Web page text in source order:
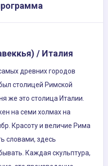
/ Италия
древних городов
столицей Римской
же это столица Италии.
на семи холмах на
Красоту и величие Рима
словами, здесь
Каждая скульптура,